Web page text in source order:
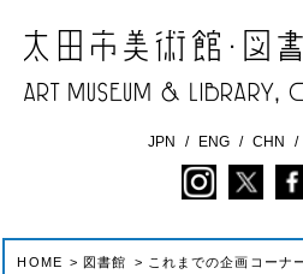
JPN ENG CHN
HOME > 図書館 > これまでの企画コーナ